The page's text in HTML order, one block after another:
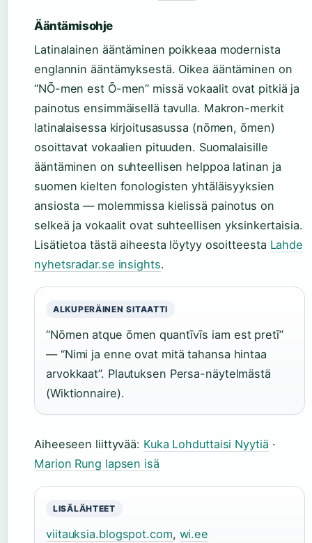
Ääntämisohje
Latinalainen ääntäminen poikkeaa modernista
englannin ääntämyksestä. Oikea ääntäminen on
“NŌ-men est Ō-men” missä vokaalit ovat pitkiä ja
painotus ensimmäisellä tavulla. Makron-merkit
latinalaisessa kirjoitusasussa (nōmen, ōmen)
osoittavat vokaalien pituuden. Suomalaisille
ääntäminen on suhteellisen helppoa latinan ja
suomen kielten fonologisten yhtäläisyyksien
ansiosta — molemmissa kielissä painotus on
selkeä ja vokaalit ovat suhteellisen yksinkertaisia.
Lisätietoa tästä aiheesta löytyy osoitteesta Lahde
nyhetsradar.se insights.
ALKUPERÄINEN SITAATTI
“Nōmen atque ōmen quantīvīs iam est pretī”
— “Nimi ja enne ovat mitä tahansa hintaa
arvokkaat”. Plautuksen Persa-näytelmästä
(Wiktionnaire).
Aiheeseen liittyvää: Kuka Lohduttaisi Nyytiä ·
Marion Rung lapsen isä
LISÄLÄHTEET
viitauksia.blogspot.com, wi.ee